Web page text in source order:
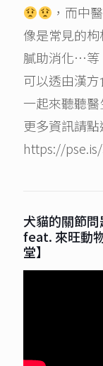
，而中
像是常見的
膩助消化…等
可以透由漢
一起來聽聽醫
更多資訊請點
https://
犬貓的關節
feat. 來旺動
堂】